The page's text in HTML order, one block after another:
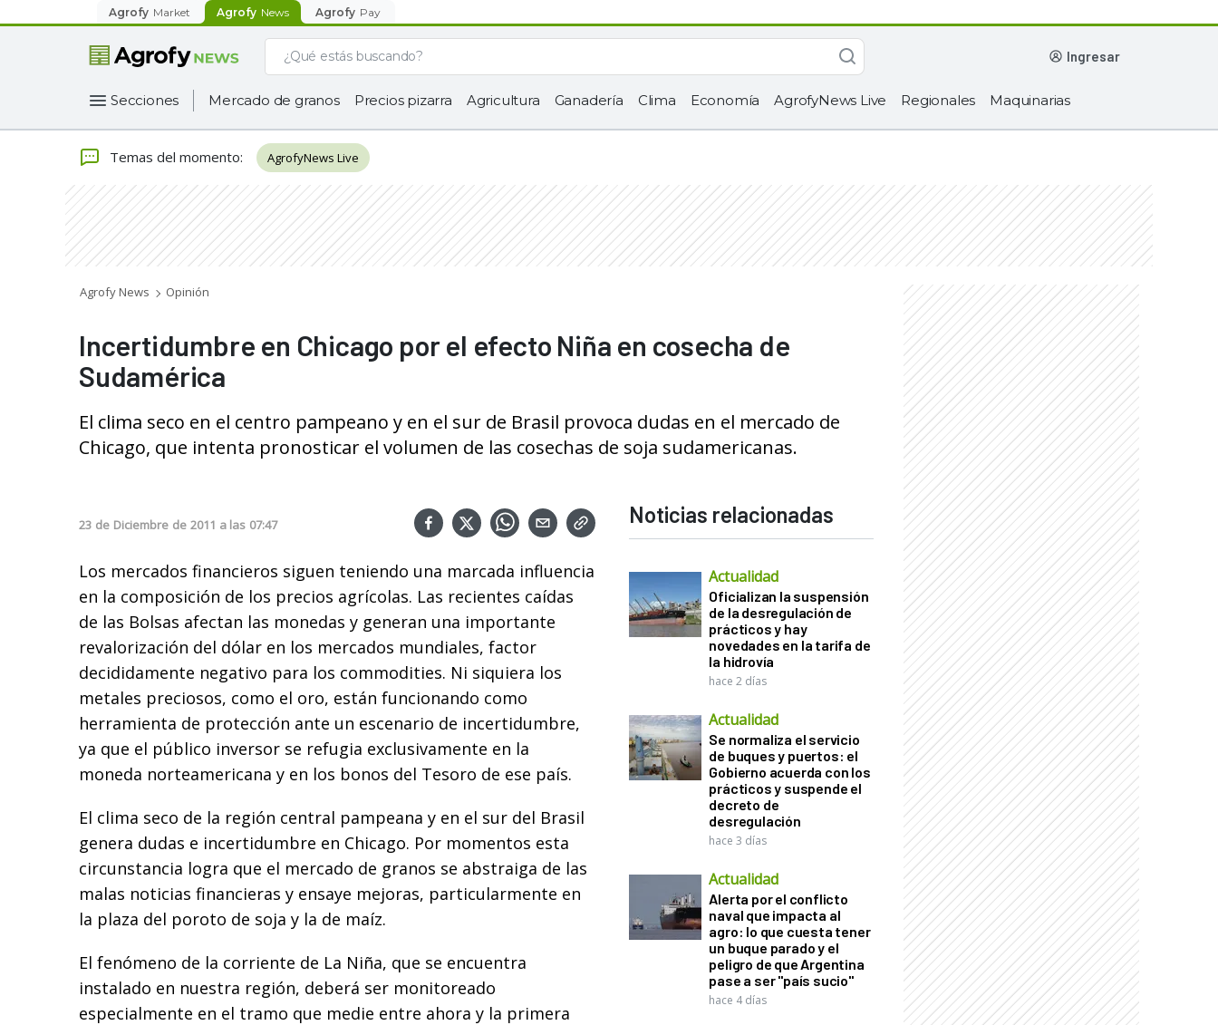
Agrofy Market Agrofy News Agrofy Pay
ingresar
Secciones Mercado de granos Precios pizarra Agricultura Ganadería Clima Economía AgrofyNews Live Regionales Maquinarias
Temas del momento: AgrofyNews Live
Agrofy News Opinión
Incertidumbre en Chicago por el efecto Niña en cosecha de
Sudamérica
El clima seco en el centro pampeano y en el sur de Brasil provoca dudas en el mercado de
Chicago, que intenta pronosticar el volumen de las cosechas de soja sudamericanas.
23 de Diciembre de 2011 a las 07:47
Los mercados financieros siguen teniendo una marcada influencia
en la composición de los precios agrícolas. Las recientes caídas
de las Bolsas afectan las monedas y generan una importante
revalorización del dólar en los mercados mundiales, factor
decididamente negativo para los commodities. Ni siquiera los
metales preciosos, como el oro, están funcionando como
herramienta de protección ante un escenario de incertidumbre,
ya que el público inversor se refugia exclusivamente en la
moneda norteamericana y en los bonos del Tesoro de ese país.
El clima seco de la región central pampeana y en el sur del Brasil
genera dudas e incertidumbre en Chicago. Por momentos esta
circunstancia logra que el mercado de granos se abstraiga de las
malas noticias financieras y ensaye mejoras, particularmente en
la plaza del poroto de soja y la de maíz.
El fenómeno de la corriente de La Niña, que se encuentra
instalado en nuestra región, deberá ser monitoreado
especialmente en el tramo que medie entre ahora y la primera
Noticias relacionadas
Actualidad
Oficializan la suspensión
de la desregulación de
prácticos y hay
novedades en la tarifa de
la hidrovía
hace 2 días
Actualidad
Se normaliza el servicio
de buques y puertos: el
Gobierno acuerda con los
prácticos y suspende el
decreto de
desregulación
hace 3 días
Actualidad
Alerta por el conflicto
naval que impacta al
agro: lo que cuesta tener
un buque parado y el
peligro de que Argentina
pase a ser "país sucio"
hace 4 días